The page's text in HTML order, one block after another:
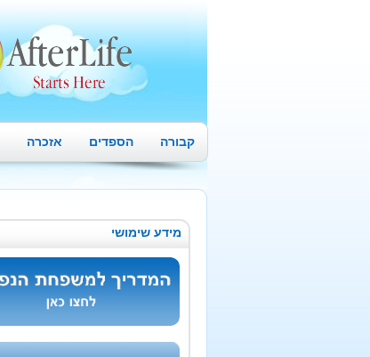
קבורה הספדים אזכרה
מידע שימושי